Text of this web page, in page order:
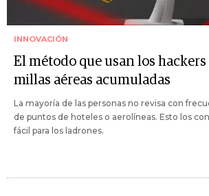
INNOVACIÓN
El método que usan los
millas aéreas acumuladas
La mayoría de las personas no revisa con
de puntos de hoteles o aerolíneas. Esto los
fácil para los ladrones.